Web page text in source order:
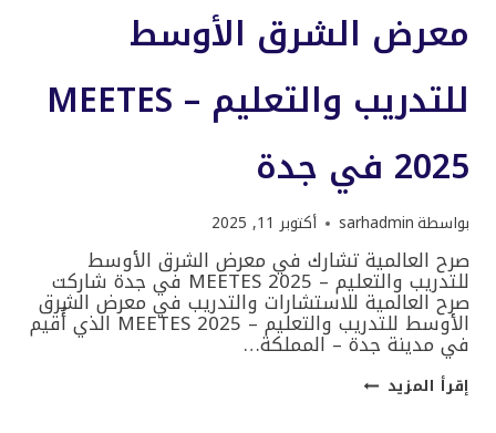
معرض الشرق الأوسط
للتدريب والتعليم – MEETES
2025 في جدة
بواسطةsarhadmin أكتوبر 11, 2025
صرح العالمية تشارك في معرض الشرق الأوسط
للتدريب والتعليم – MEETES 2025 في جدة شاركت
صرح العالمية للاستشارات والتدريب في معرض الشرق
الأوسط للتدريب والتعليم – MEETES 2025 الذي أُقيم
في مدينة جدة – المملكة…
إقرأ المزيد صرح
العالمية